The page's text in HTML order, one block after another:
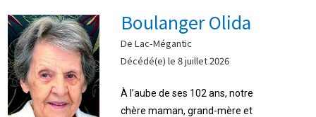
Boulanger Olida
De Lac-Mégantic
Décédé(e) le 8 juillet 2026
À l’aube de ses 102 ans, notre
chère maman, grand-mère et